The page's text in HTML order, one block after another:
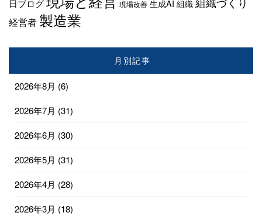
日ブログ
現場改善 生成AI 組織
経営者 製造業
月別記事
2026年8月 (6)
2026年7月 (31)
2026年6月 (30)
2026年5月 (31)
2026年4月 (28)
2026年3月 (18)